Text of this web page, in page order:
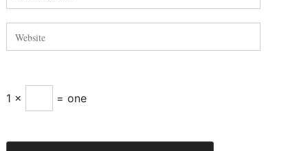
1 × = one